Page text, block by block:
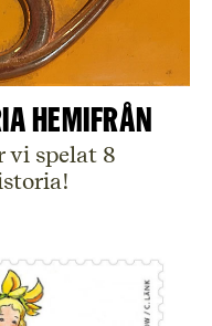
hemifrån
vi spelat 8